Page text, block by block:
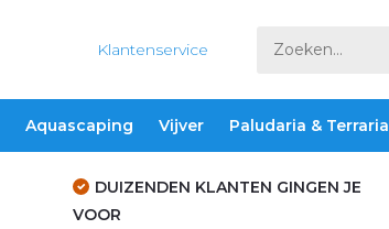
Klantenservice
Aquascaping Vijver Paludaria & Terraria
DUIZENDEN KLANTEN GINGEN JE
VOOR